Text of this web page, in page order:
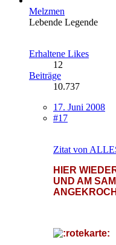
Melzmen
Lebende Legende
Erhaltene Likes
12
Beiträge
10.737
17. Juni 2008
#17
Zitat von
HIER
UND AM